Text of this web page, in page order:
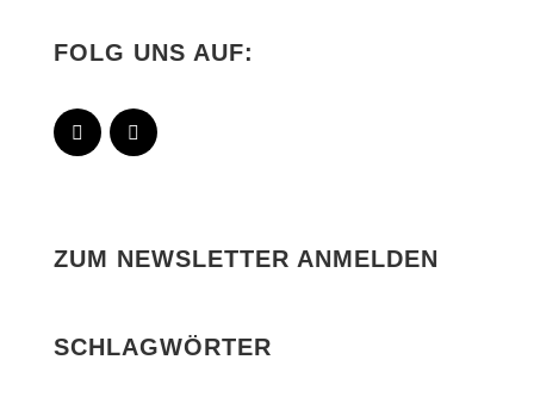
FOLG UNS AUF:
ZUM NEWSLETTER ANMELDEN
SCHLAGWÖRTER